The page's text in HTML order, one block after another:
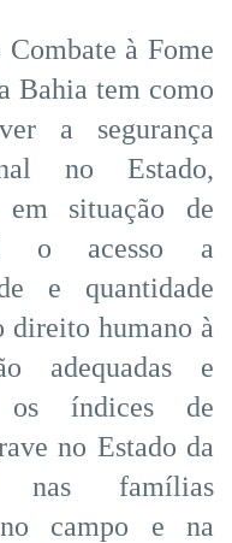
à Fome
Bahia tem como
a segurança
no Estado,
em situação de
o acesso a
e quantidade
direito humano à
adequadas e
os índices de
no Estado da
famílias
no campo e na